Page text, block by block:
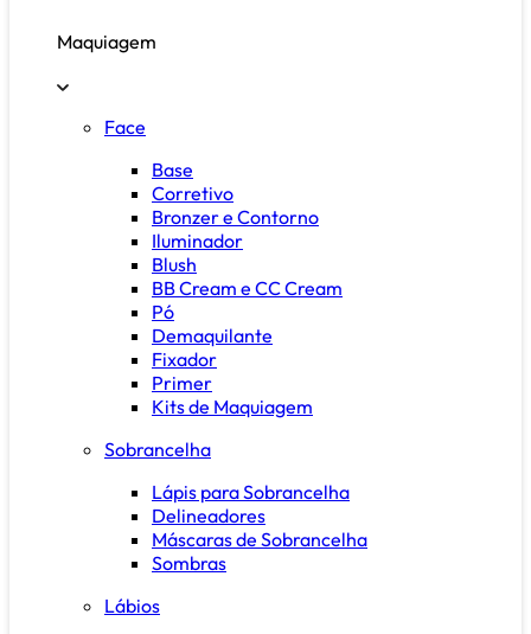
Maquiagem
Face
Base
Corretivo
Bronzer e Contorno
Iluminador
Blush
BB Cream e CC Cream
Pó
Demaquilante
Fixador
Primer
Kits de Maquiagem
Sobrancelha
Lápis para Sobrancelha
Delineadores
Máscaras de Sobrancelha
Sombras
Lábios